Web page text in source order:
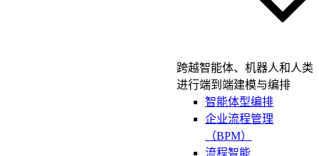
跨越智能体、机器人和人类
进行端到端建模与编排
智能体型编排
企业流程管理
（BPM）
流程智能